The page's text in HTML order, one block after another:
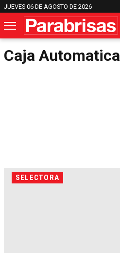
JUEVES 06 DE AGOSTO DE 2026
Caja Automatica
SELECTORA